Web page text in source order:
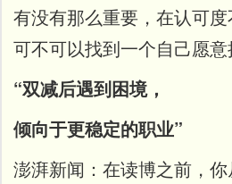
有没有那么重要，在认可
可不可以找到一个自己愿意
“双减后遇到困境，
倾向于更稳定的职业”
澎湃新闻： 在读博之前，